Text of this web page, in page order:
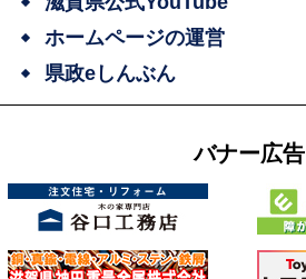
ホームページの運営
県政eしんぶん
バナー広告